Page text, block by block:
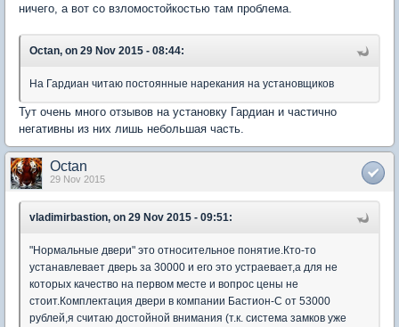
ничего, а вот со взломостойкостью там проблема.
Octan, on 29 Nov 2015 - 08:44:
На Гардиан читаю постоянные нарекания на установщиков
Тут очень много отзывов на установку Гардиан и частично
негативны из них лишь небольшая часть.
Octan
29 Nov 2015
vladimirbastion, on 29 Nov 2015 - 09:51:
"Нормальные двери" это относительное понятие.Кто-то
устанавлевает дверь за 30000 и его это устраевает,а для не
которых качество на первом месте и вопрос цены не
стоит.Комплектация двери в компании Бастион-С от 53000
рублей,я считаю достойной внимания (т.к. система замков уже